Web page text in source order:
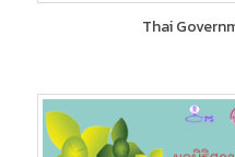
Thai